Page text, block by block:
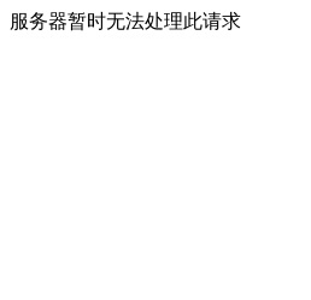
服务器暂时无法处理此请求